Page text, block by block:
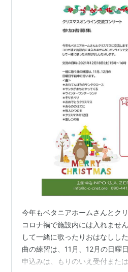
今年もベタニアホームさんとク
コロナ禍で施設内には入れませ
して一緒に歌ったりおはなしし
曲の練習は、11月、12月の日曜
申込みは、もりのいえ受付また